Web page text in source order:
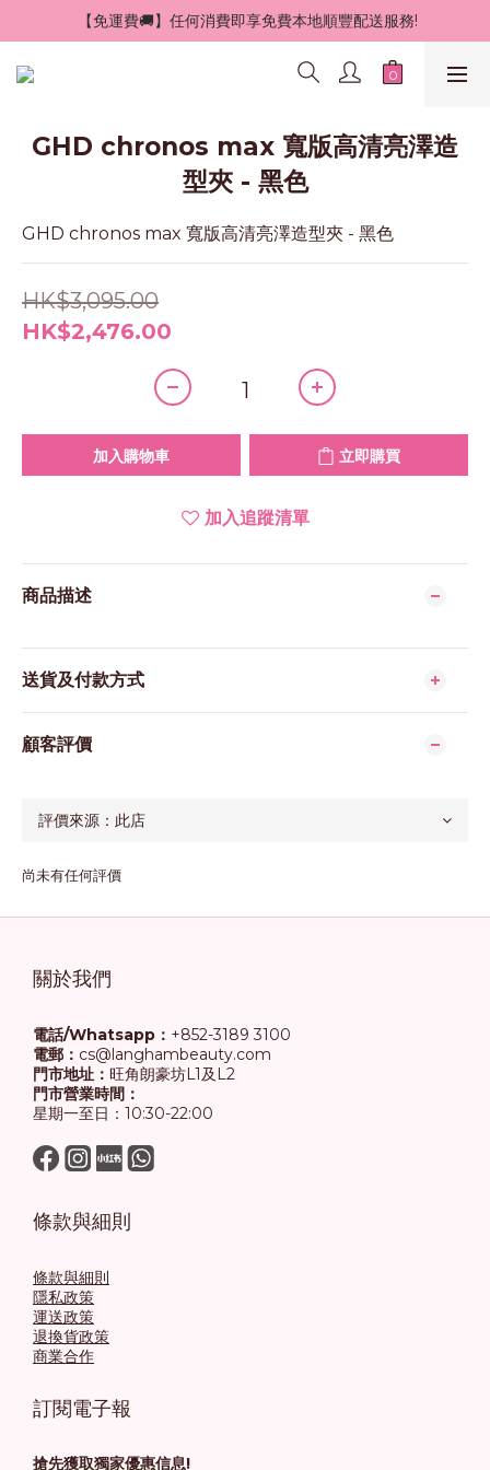
【免運費🚚】任何消費即享免費本地順豐配送服務!
GHD chronos max 寬版高清亮澤造
型夾 - 黑色
GHD chronos max 寬版高清亮澤造型夾 - 黑色
HK$3,095.00
HK$2,476.00
加入購物車 立即購買
加入追蹤清單
商品描述
送貨及付款方式
顧客評價
尚未有任何評價
關於我們
電話/Whatsapp： +852-3189 3100
電郵： cs@langhambeauty.com
門市地址： 旺角朗豪坊L1及L2
門市營業時間：
星期一至日：10:30-22:00
條款與細則
條款與細則
隱私政策
運送政策
退換貨政策
商業合作
訂閱電子報
搶先獲取獨家優惠信息!